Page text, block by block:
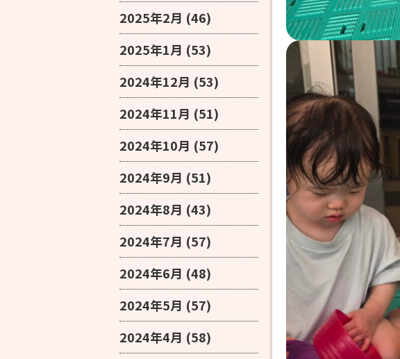
2025年2月 (46)
2025年1月 (53)
2024年12月 (53)
2024年11月 (51)
2024年10月 (57)
2024年9月 (51)
2024年8月 (43)
2024年7月 (57)
2024年6月 (48)
2024年5月 (57)
2024年4月 (58)